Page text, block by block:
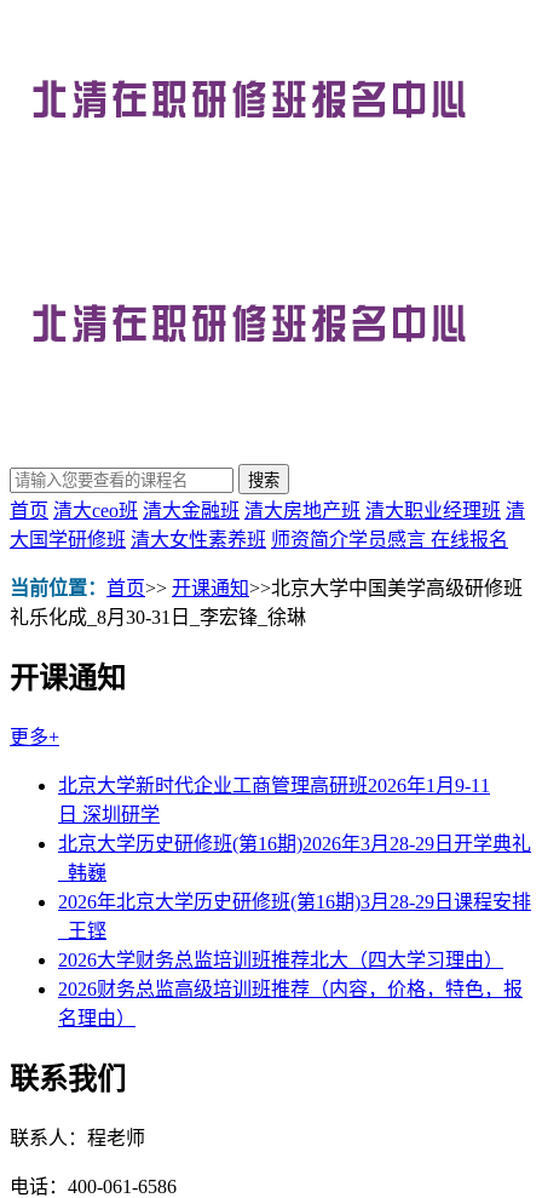
首页 清大ceo班 清大金融班 清大房地产班 清大职业经理班 清
大国学研修班 清大女性素养班 师资简介学员感言 在线报名
当前位置： 首页>> 开课通知>>北京大学中国美学高级研修班
礼乐化成_8月30-31日_李宏锋_徐琳
开课通知
更多+
北京大学新时代企业工商管理高研班2026年1月9-11
日 深圳研学
北京大学历史研修班(第16期)2026年3月28-29日开学典礼
_韩巍
2026年北京大学历史研修班(第16期)3月28-29日课程安排
_王铿
2026大学财务总监培训班推荐北大（四大学习理由）
2026财务总监高级培训班推荐（内容，价格，特色，报
名理由）
联系我们
联系人：程老师
电话：400-061-6586